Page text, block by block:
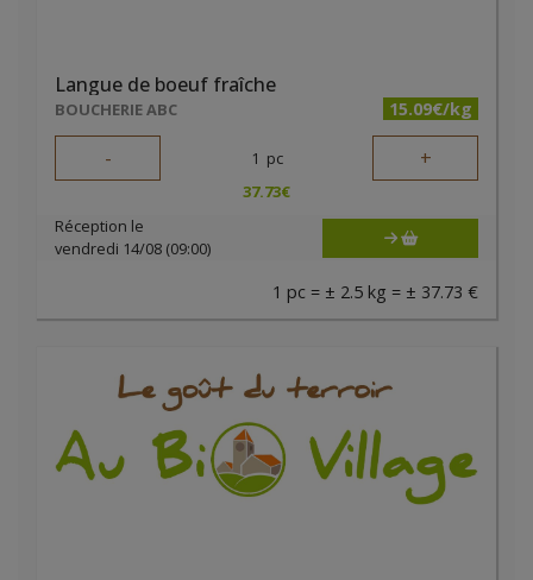
Langue de boeuf fraîche
BOUCHERIE ABC 15.09€/kg
- 1 pc +
37.73€
Réception le
vendredi 14/08 (09:00)
1 pc = ± 2.5 kg = ± 37.73 €